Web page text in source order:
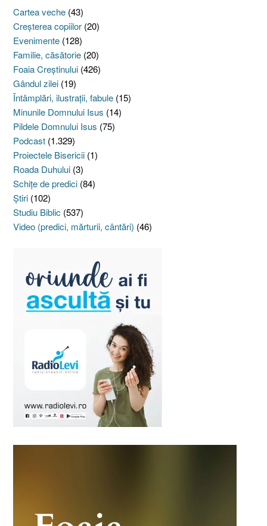
Cartea veche (43)
Creşterea copiilor (20)
Evenimente (128)
Familie, căsătorie (20)
Foaia Creştinului (426)
Gândul zilei (19)
Întâmplări, ilustraţii, fabule (15)
Minunile Domnului Isus (14)
Pildele Domnului Isus (75)
Podcast (1.329)
Proiectele Bisericii (1)
Roada Duhului (3)
Schiţe de predici (84)
Ştiri (102)
Studiu Biblic (537)
Video (predici, mărturii, cântări) (46)